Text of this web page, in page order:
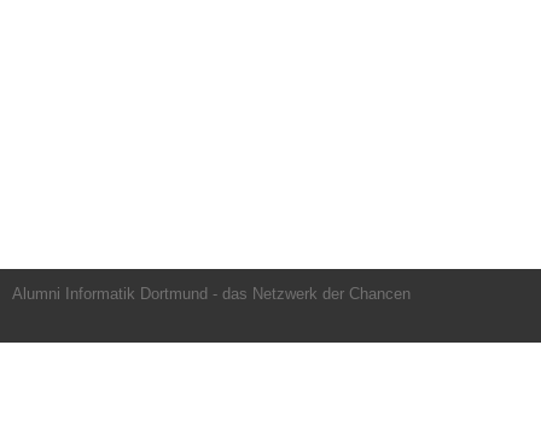
Alumni Informatik Dortmund - das Netzwerk der Chancen